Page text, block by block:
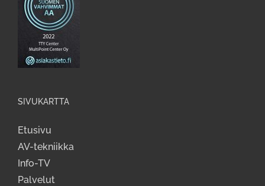
SIVUKARTTA
Etusivu
AV-tekniikka
Info-TV
Palvelut